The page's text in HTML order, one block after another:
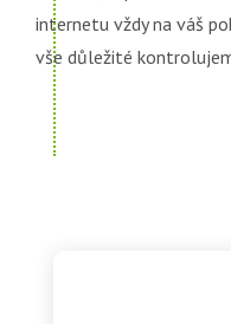
internetu vždy na váš
vše důležité